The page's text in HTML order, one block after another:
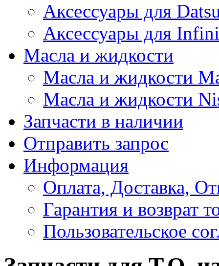
Аксессуары для
Аксессуары для
Масла и жидкости
Масла и жидкости
Масла и жидкости
Запчасти в наличии
Отправить запрос
Информация
Оплата, Доставка,
Гарантия и возврат
Пользовательское